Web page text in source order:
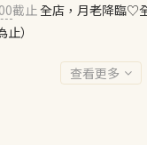
截止全店，月老降臨♡
）
查看更多